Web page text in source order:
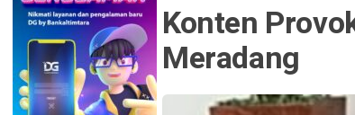
Konten
Meradang